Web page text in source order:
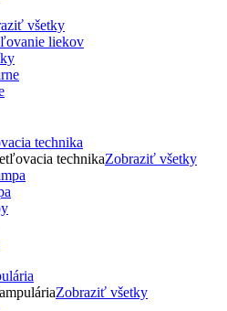
všetky
technika
technikaZobraziť všetky
Zobraziť všetky